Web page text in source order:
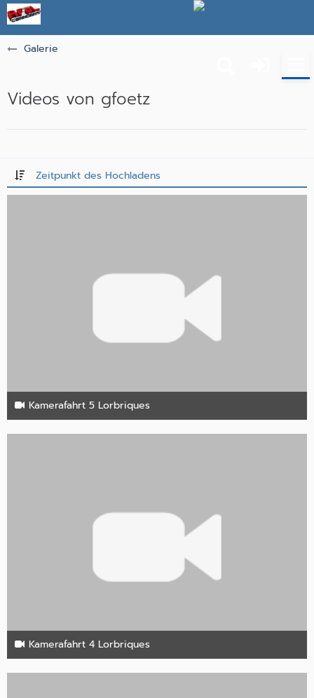
Galerie
Videos von gfoetz
Zeitpunkt des Hochladens
Kamerafahrt 5 Lorbriques
27. Oktober 2024
Kamerafahrt 4 Lorbriques
27. Oktober 2024
1